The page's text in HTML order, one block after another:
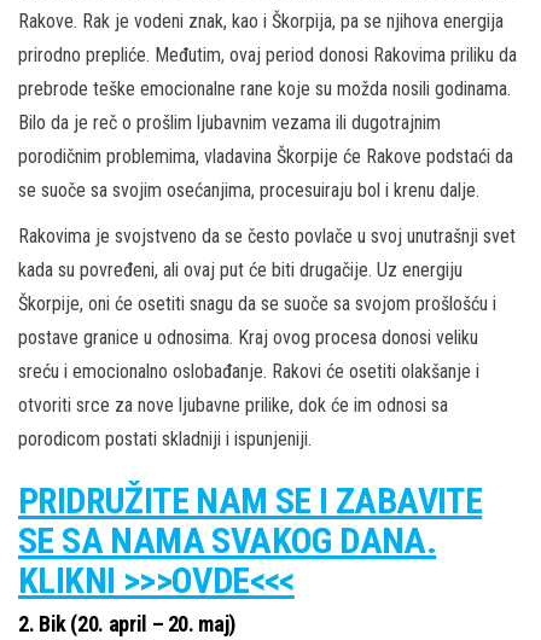
Rakove. Rak je vodeni znak, kao i Škorpija, pa se njihova energija
prirodno prepliće. Međutim, ovaj period donosi Rakovima priliku da
prebrode teške emocionalne rane koje su možda nosili godinama.
Bilo da je reč o prošlim ljubavnim vezama ili dugotrajnim
porodičnim problemima, vladavina Škorpije će Rakove podstaći da
se suoče sa svojim osećanjima, procesuiraju bol i krenu dalje.
Rakovima je svojstveno da se često povlače u svoj unutrašnji svet
kada su povređeni, ali ovaj put će biti drugačije. Uz energiju
Škorpije, oni će osetiti snagu da se suoče sa svojom prošlošću i
postave granice u odnosima. Kraj ovog procesa donosi veliku
sreću i emocionalno oslobađanje. Rakovi će osetiti olakšanje i
otvoriti srce za nove ljubavne prilike, dok će im odnosi sa
porodicom postati skladniji i ispunjeniji.
PRIDRUŽITE NAM SE I ZABAVITE
SE SA NAMA SVAKOG DANA.
KLIKNI >>>OVDE<<<
2. Bik (20. april – 20. maj)